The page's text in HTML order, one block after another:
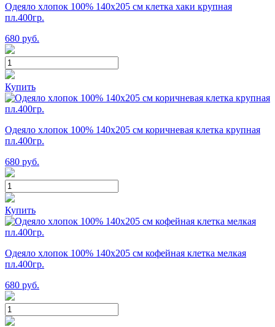
Одеяло хлопок 100% 140х205 см клетка хаки крупная
пл.400гр.
680 руб.
Купить
Одеяло хлопок 100% 140х205 см коричневая клетка крупная
пл.400гр.
680 руб.
Купить
Одеяло хлопок 100% 140х205 см кофейная клетка мелкая
пл.400гр.
680 руб.